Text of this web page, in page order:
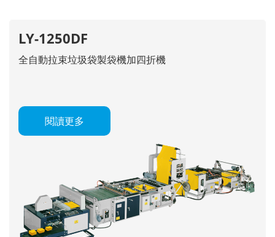
LY-1250DF
全自動拉束垃圾袋製袋機加四折機
閱讀更多